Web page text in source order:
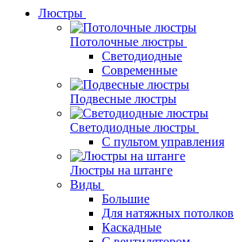
Люстры
Потолочные люстры
Светодиодные
Современные
Подвесные люстры
Светодиодные люстры
С пультом управления
Люстры на штанге
Виды
Большие
Для натяжных потолков
Каскадные